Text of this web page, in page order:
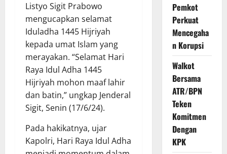
Listyo Sigit Prabowo
mengucapkan selamat
Iduladha 1445 Hijriyah
kepada umat Islam yang
merayakan. “Selamat Hari
Raya Idul Adha 1445
Hijriyah mohon maaf lahir
dan batin,” ungkap Jenderal
Sigit, Senin (17/6/24).
Pada hakikatnya, ujar
Kapolri, Hari Raya Idul Adha
Pemkot
Perkuat
Mencegaha
n Korupsi
Walkot
Bersama
ATR/BPN
Teken
Komitmen
Dengan
KPK